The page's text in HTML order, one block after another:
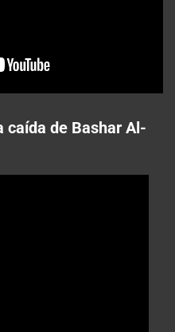
caída de Bashar Al-